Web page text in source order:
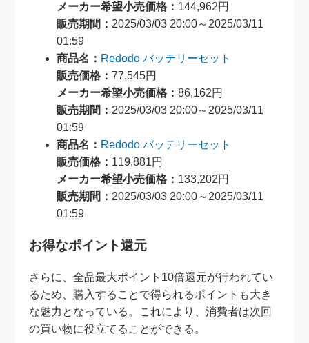
メーカー希望小売価格： 144,962円
販売期間： 2025/03/03 20:00～2025/03/11
01:59
商品名： Redodo バッテリーセット
販売価格：77,545円
メーカー希望小売価格：86,162円
販売期間： 2025/03/03 20:00～2025/03/11
01:59
商品名： Redodo バッテリーセット
販売価格： 119,881円
メーカー希望小売価格： 133,202円
販売期間： 2025/03/03 20:00～2025/03/11
01:59
お得なポイント還元
さらに、全品最大ポイント10倍還元が行われてい
るため、購入することで得られるポイントも大き
な魅力となっている。これにより、消費者は次回
の買い物に役立てることができる。